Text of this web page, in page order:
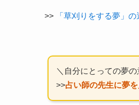
>> 「草刈りをする夢」
＼自分にとっての夢
>>占い師の先生に夢